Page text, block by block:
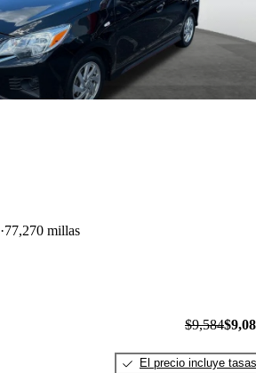
77,270 millas
$9,584
El precio incluye tasas